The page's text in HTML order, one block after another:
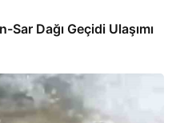
Dağı Geçidi Ulaşımı